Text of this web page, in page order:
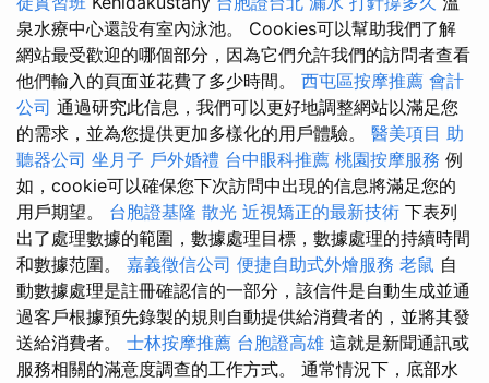
泉水療中心還設有室內泳池。 Cookies可以幫助我們了解
網站最受歡迎的哪個部分，因為它們允許我們的訪問者查看
他們輸入的頁面並花費了多少時間。 西屯區按摩推薦 會計
公司 通過研究此信息，我們可以更好地調整網站以滿足您
的需求，並為您提供更加多樣化的用戶體驗。 醫美項目 助
聽器公司 坐月子 戶外婚禮 台中眼科推薦 桃園按摩服務 例
如，cookie可以確保您下次訪問中出現的信息將滿足您的
用戶期望。 台胞證基隆 散光 近視矯正的最新技術 下表列
出了處理數據的範圍，數據處理目標，數據處理的持續時間
和數據范圍。 嘉義徵信公司 便捷自助式外燴服務 老鼠 自
動數據處理是註冊確認信的一部分，該信件是自動生成並通
過客戶根據預先錄製的規則自動提供給消費者的，並將其發
送給消費者。 士林按摩推薦 台胞證高雄 這就是新聞通訊或
服務相關的滿意度調查的工作方式。 通常情況下，底部水